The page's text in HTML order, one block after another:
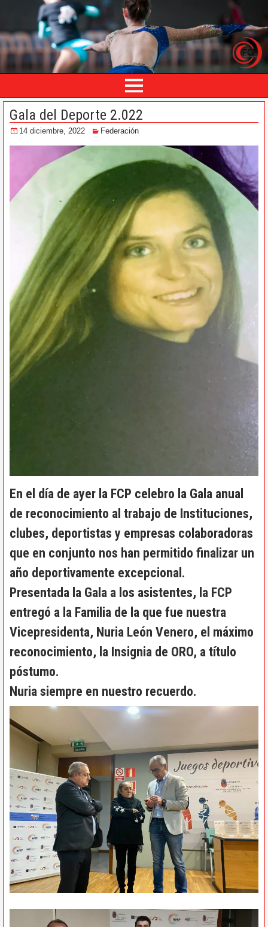
Gala del Deporte 2.022
14 diciembre, 2022 Federación
En el día de ayer la FCP celebro la Gala anual
de reconocimiento al trabajo de Instituciones,
clubes, deportistas y empresas colaboradoras
que en conjunto nos han permitido finalizar un
año deportivamente excepcional.
Presentada la Gala a los asistentes, la FCP
entregó a la Familia de la que fue nuestra
Vicepresidenta, Nuria León Venero, el máximo
reconocimiento, la Insignia de ORO, a título
póstumo.
Nuria siempre en nuestro recuerdo.